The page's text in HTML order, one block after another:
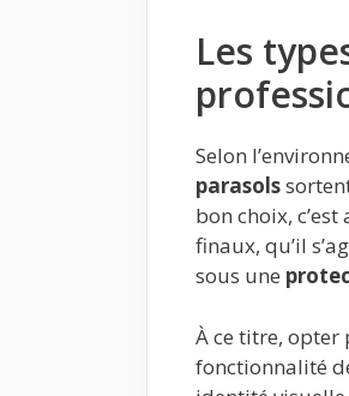
Les
Selon
parasols
bon choix,
finaux, qu’il
sous une
À ce titre, opter
fonctionnalité